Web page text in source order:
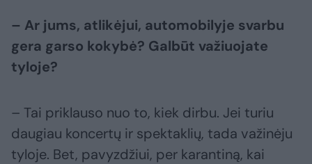
– Ar jums, atlikėjui, automobilyje svarbu
gera garso kokybė? Galbūt važiuojate
tyloje?
– Tai priklauso nuo to, kiek dirbu. Jei turiu
daugiau koncertų ir spektaklių, tada važinėju
tyloje. Bet, pavyzdžiui, per karantiną, kai